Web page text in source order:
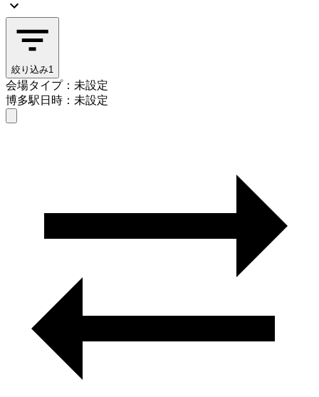
絞り込み1
会場タイプ：未設定
博多駅日時：未設定